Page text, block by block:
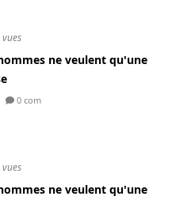
ne veulent qu'une
0 com
ne veulent qu'une